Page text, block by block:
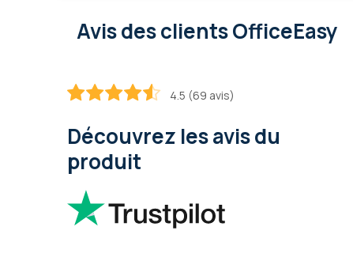
Avis des clients OfficeEasy
4.5 (69 avis)
Découvrez les avis du
produit